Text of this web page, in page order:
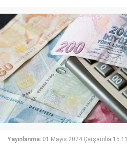
Yayınlanma: 01 Mayıs 2024 Çarşamba 15:11